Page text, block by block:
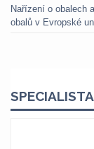
Nařízení o obalech
obalů v Evropské